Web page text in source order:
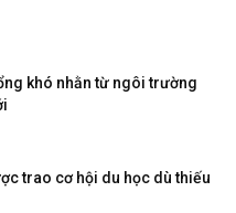
khó nhằn từ ngôi trường
trao cơ hội du học dù thiếu